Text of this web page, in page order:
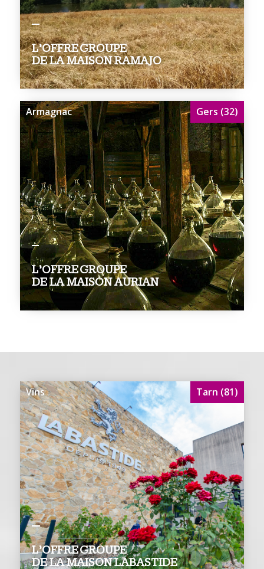
L’OFFRE GROUPE
DE LA MAISON RAMAJO
L’OFFRE GROUPE
DE LA MAISON AURIAN
Gers (32)
Armagnac
L’OFFRE GROUPE
DE LA MAISON LABASTIDE
Tarn (81)
Vins